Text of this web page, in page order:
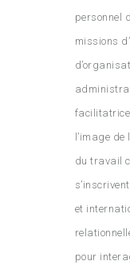
personnel
missions
l’image
du travail
et
pour